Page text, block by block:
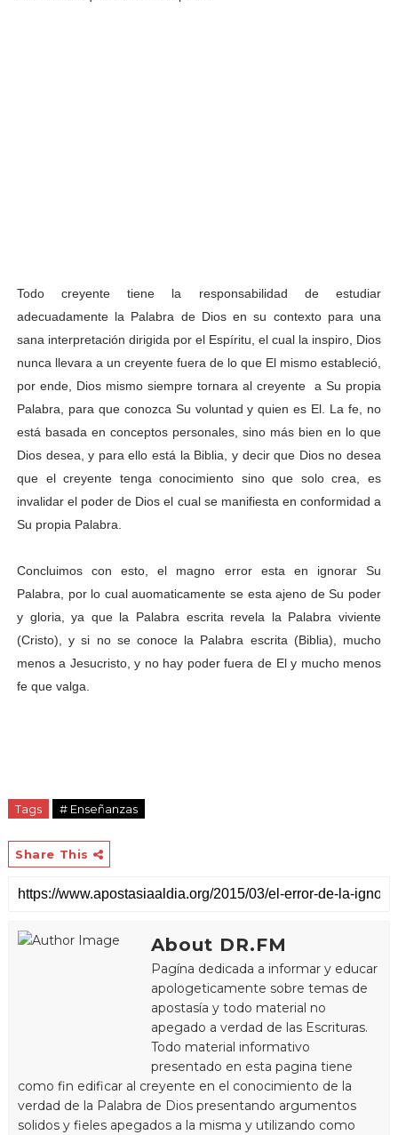
Todo creyente tiene la responsabilidad de estudiar
adecuadamente la Palabra de Dios en su contexto para una
sana interpretación dirigida por el Espíritu, el cual la inspiro, Dios
nunca llevara a un creyente fuera de lo que El mismo estableció,
por ende, Dios mismo siempre tornara al creyente a Su propia
Palabra, para que conozca Su voluntad y quien es El. La fe, no
está basada en conceptos personales, sino más bien en lo que
Dios desea, y para ello está la Biblia, y decir que Dios no desea
que el creyente tenga conocimiento sino que solo crea, es
invalidar el poder de Dios el cual se manifiesta en conformidad a
Su propia Palabra.
Concluimos con esto, el magno error esta en ignorar Su
Palabra, por lo cual auomaticamente se esta ajeno de Su poder
y gloria, ya que la Palabra escrita revela la Palabra viviente
(Cristo), y si no se conoce la Palabra escrita (Biblia), mucho
menos a Jesucristo, y no hay poder fuera de El y mucho menos
fe que valga.
Tags # Enseñanzas
Share This
About DR.FM
Pagína dedicada a informar y educar
apologeticamente sobre temas de
apostasía y todo material no
apegado a verdad de las Escrituras.
Todo material informativo
presentado en esta pagina tiene
como fin edificar al creyente en el conocimiento de la
verdad de la Palabra de Dios presentando argumentos
solidos y fieles apegados a la misma y utilizando como